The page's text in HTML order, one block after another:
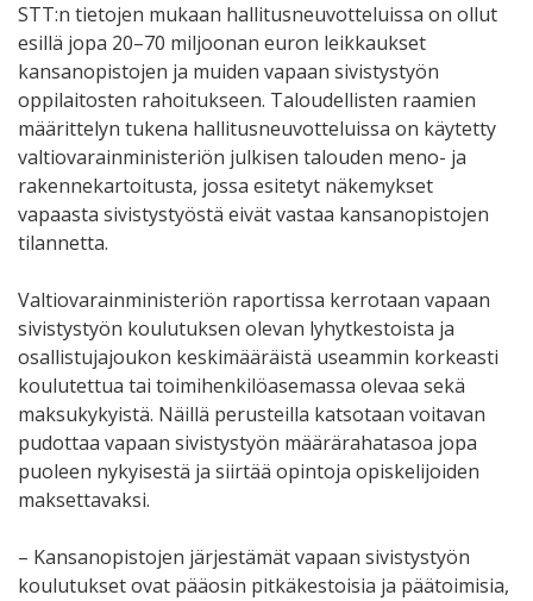
STT:n tietojen mukaan hallitusneuvotteluissa on ollut
esillä jopa 20–70 miljoonan euron leikkaukset
kansanopistojen ja muiden vapaan sivistystyön
oppilaitosten rahoitukseen. Taloudellisten raamien
määrittelyn tukena hallitusneuvotteluissa on käytetty
valtiovarainministeriön julkisen talouden meno- ja
rakennekartoitusta, jossa esitetyt näkemykset
vapaasta sivistystyöstä eivät vastaa kansanopistojen
tilannetta.
Valtiovarainministeriön raportissa kerrotaan vapaan
sivistystyön koulutuksen olevan lyhytkestoista ja
osallistujajoukon keskimääräistä useammin korkeasti
koulutettua tai toimihenkilöasemassa olevaa sekä
maksukykyistä. Näillä perusteilla katsotaan voitavan
pudottaa vapaan sivistystyön määrärahatasoa jopa
puoleen nykyisestä ja siirtää opintoja opiskelijoiden
maksettavaksi.
– Kansanopistojen järjestämät vapaan sivistystyön
koulutukset ovat pääosin pitkäkestoisia ja päätoimisia,